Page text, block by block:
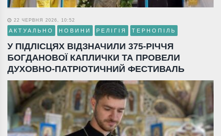
22 ЧЕРВНЯ 2026, 10:52
АКТУАЛЬНО НОВИНИ РЕЛІГІЯ ТЕРНОПІЛЬ
У ПІДЛІСЦЯХ ВІДЗНАЧИЛИ 375-РІЧЧЯ
БОГДАНОВОЇ КАПЛИЧКИ ТА ПРОВЕЛИ
ДУХОВНО-ПАТРІОТИЧНИЙ ФЕСТИВАЛЬ